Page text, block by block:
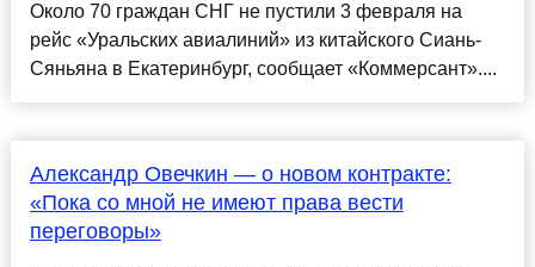
Около 70 граждан СНГ не пустили 3 февраля на
рейс «Уральских авиалиний» из китайского Сиань-
Сяньяна в Екатеринбург, сообщает «Коммерсант»....
Александр Овечкин — о новом контракте:
«Пока со мной не имеют права вести
переговоры»